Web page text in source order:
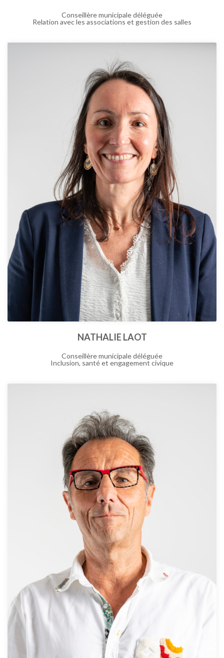
Conseillère municipale déléguée
Relation avec les associations et gestion des salles
NATHALIE LAOT
Conseillère municipale déléguée
Inclusion, santé et engagement civique